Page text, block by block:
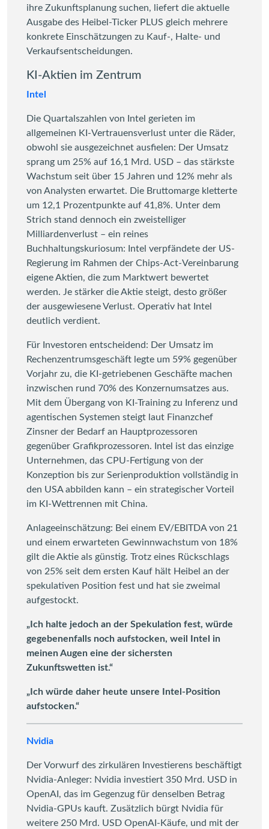
ihre Zukunftsplanung suchen, liefert die aktuelle
Ausgabe des Heibel-Ticker PLUS gleich mehrere
konkrete Einschätzungen zu Kauf-, Halte- und
Verkaufsentscheidungen.
KI-Aktien im Zentrum
Intel
Die Quartalszahlen von Intel gerieten im
allgemeinen KI-Vertrauensverlust unter die Räder,
obwohl sie ausgezeichnet ausfielen: Der Umsatz
sprang um 25% auf 16,1 Mrd. USD – das stärkste
Wachstum seit über 15 Jahren und 12% mehr als
von Analysten erwartet. Die Bruttomarge kletterte
um 12,1 Prozentpunkte auf 41,8%. Unter dem
Strich stand dennoch ein zweistelliger
Milliardenverlust – ein reines
Buchhaltungskuriosum: Intel verpfändete der US-
Regierung im Rahmen der Chips-Act-Vereinbarung
eigene Aktien, die zum Marktwert bewertet
werden. Je stärker die Aktie steigt, desto größer
der ausgewiesene Verlust. Operativ hat Intel
deutlich verdient.
Für Investoren entscheidend: Der Umsatz im
Rechenzentrumsgeschäft legte um 59% gegenüber
Vorjahr zu, die KI-getriebenen Geschäfte machen
inzwischen rund 70% des Konzernumsatzes aus.
Mit dem Übergang von KI-Training zu Inferenz und
agentischen Systemen steigt laut Finanzchef
Zinsner der Bedarf an Hauptprozessoren
gegenüber Grafikprozessoren. Intel ist das einzige
Unternehmen, das CPU-Fertigung von der
Konzeption bis zur Serienproduktion vollständig in
den USA abbilden kann – ein strategischer Vorteil
im KI-Wettrennen mit China.
Anlageeinschätzung: Bei einem EV/EBITDA von 21
und einem erwarteten Gewinnwachstum von 18%
gilt die Aktie als günstig. Trotz eines Rückschlags
von 25% seit dem ersten Kauf hält Heibel an der
spekulativen Position fest und hat sie zweimal
aufgestockt.
„Ich halte jedoch an der Spekulation fest, würde
gegebenenfalls noch aufstocken, weil Intel in
meinen Augen eine der sichersten
Zukunftswetten ist.“
„Ich würde daher heute unsere Intel-Position
aufstocken.“
Nvidia
Der Vorwurf des zirkulären Investierens beschäftigt
Nvidia-Anleger: Nvidia investiert 350 Mrd. USD in
OpenAI, das im Gegenzug für denselben Betrag
Nvidia-GPUs kauft. Zusätzlich bürgt Nvidia für
weitere 250 Mrd. USD OpenAI-Käufe, und mit der